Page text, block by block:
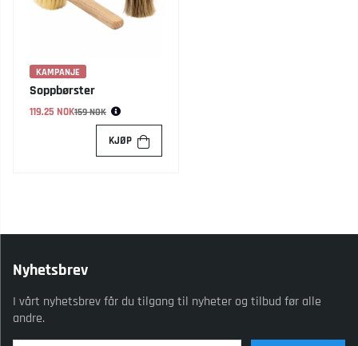
KAMPANJE
Soppbørster
119.25 NOK
Vanlig pris:159 NOK
KJØP
Nyhetsbrev
I vårt nyhetsbrev får du tilgang til nyheter og tilbud før alle
andre.